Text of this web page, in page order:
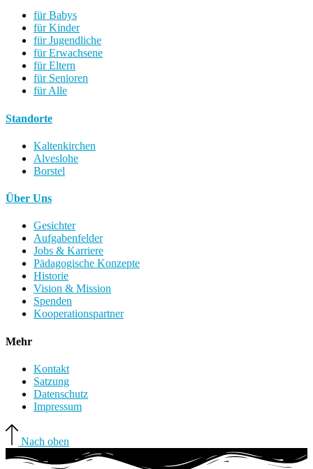
für Babys
für Kinder
für Jugendliche
für Erwachsene
für Eltern
für Senioren
für Alle
Standorte
Kaltenkirchen
Alveslohe
Borstel
Über Uns
Gesichter
Aufgabenfelder
Jobs & Karriere
Pädagogische Konzepte
Historie
Vision & Mission
Spenden
Kooperationspartner
Mehr
Kontakt
Satzung
Datenschutz
Impressum
Nach oben